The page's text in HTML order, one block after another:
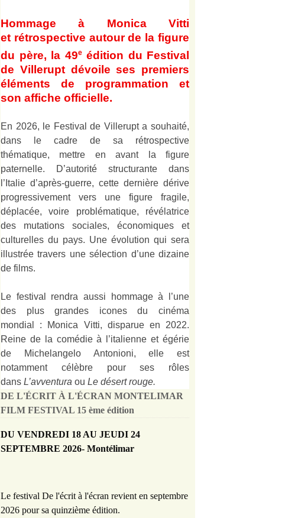
Hommage à Monica Vitti
et rétrospective autour de la figure
du père, la 49e édition du Festival
de Villerupt dévoile ses premiers
éléments de programmation et
son affiche officielle.
En 2026, le Festival de Villerupt a souhaité,
dans le cadre de sa rétrospective
thématique, mettre en avant la figure
paternelle. D’autorité structurante dans
l’Italie d’après-guerre, cette dernière dérive
progressivement vers une figure fragile,
déplacée, voire problématique, révélatrice
des mutations sociales, économiques et
culturelles du pays. Une évolution qui sera
illustrée travers une sélection d’une dizaine
de films.
Le festival rendra aussi hommage à l’une
des plus grandes icones du cinéma
mondial : Monica Vitti, disparue en 2022.
Reine de la comédie à l’italienne et égérie
de Michelangelo Antonioni, elle est
notamment célèbre pour ses rôles
dans L’avventura ou Le désert rouge.
DE L'ÉCRIT À L'ÉCRAN MONTELIMAR
FILM FESTIVAL 15 ème édition
DU VENDREDI 18 AU JEUDI 24
SEPTEMBRE 2026- Montélimar
Le festival De l'écrit à l'écran revient en septembre
2026 pour sa quinzième édition.